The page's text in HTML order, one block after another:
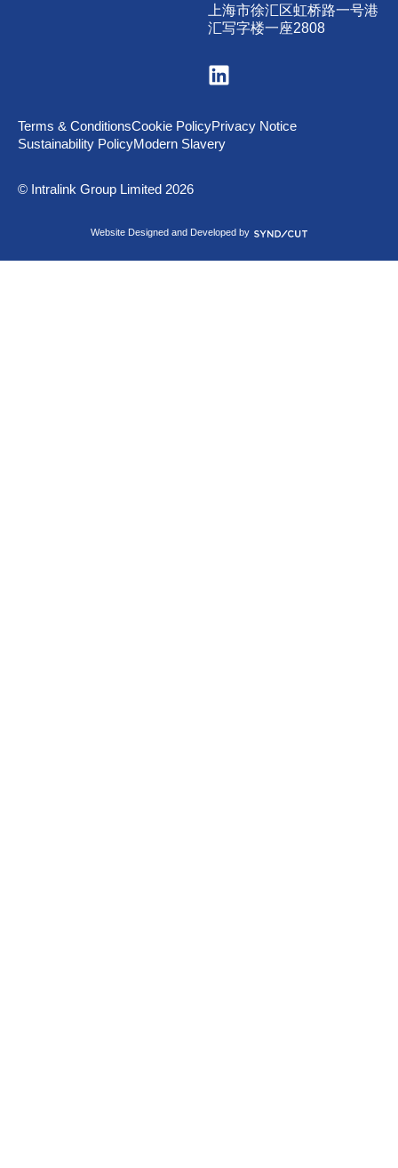
上海市徐汇区虹桥路一号港
汇写字楼一座2808
Visit
us
© Intralink Group Limited 2026
Terms & ConditionsCookie PolicyPrivacy Notice
Sustainability PolicyModern Slavery
Website Designed and Developed by Syndicut